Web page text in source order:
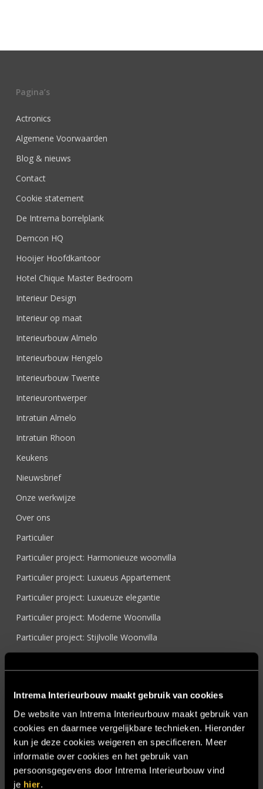
Intrema Interieurbouw maakt gebruik van cookies
De website van Intrema Interieurbouw maakt gebruik van
cookies en daarmee vergelijkbare technieken. Hieronder
kun je deze cookies weigeren en specificeren. Meer
informatie over cookies en het gebruik van
persoonsgegevens door Intrema Interieurbouw vind
je hier.
Pagina’s
Actronics
Algemene Voorwaarden
Blog & nieuws
Contact
Cookie statement
De Intrema borrelplank
Demcon HQ
Hooijer Hoofdkantoor
Hotel Chique Master Bedroom
Interieur Design
Interieur op maat
Interieurbouw Almelo
Interieurbouw Hengelo
Interieurbouw Twente
Interieurontwerper
Intratuin Almelo
Intratuin Rhoon
Keukens
Nieuwsbrief
Onze werkwijze
Over ons
Particulier
Particulier project: Harmonieuze woonvilla
Particulier project: Luxueus Appartement
Particulier project: Luxueuze elegantie
Particulier project: Moderne Woonvilla
Particulier project: Stijlvolle Woonvilla
Referenties
Samenwerken
Sensire
Showroom
SIDN